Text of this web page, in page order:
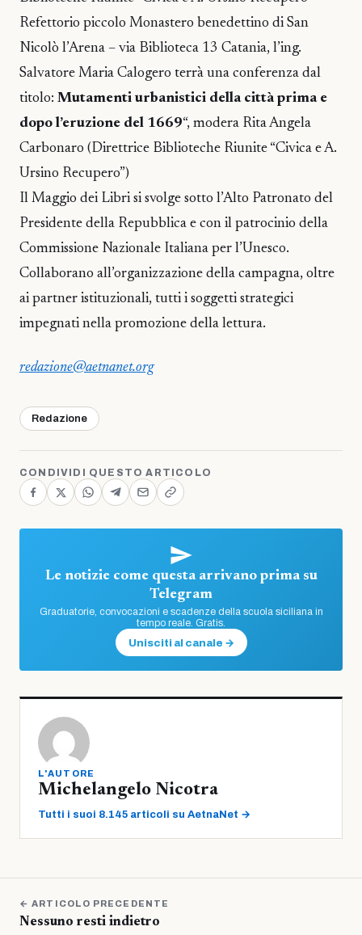
Refettorio piccolo Monastero benedettino di San
Nicolò l’Arena – via Biblioteca 13 Catania, l’ing.
Salvatore Maria Calogero terrà una conferenza dal
titolo: Mutamenti urbanistici della città prima e
dopo l’eruzione del 1669“, modera Rita Angela
Carbonaro (Direttrice Biblioteche Riunite “Civica e A.
Ursino Recupero”)
Il Maggio dei Libri si svolge sotto l’Alto Patronato del
Presidente della Repubblica e con il patrocinio della
Commissione Nazionale Italiana per l’Unesco.
Collaborano all’organizzazione della campagna, oltre
ai partner istituzionali, tutti i soggetti strategici
impegnati nella promozione della lettura.
redazione@aetnanet.org
Redazione
CONDIVIDI QUESTO ARTICOLO
Le notizie come questa arrivano prima su
Telegram
Graduatorie, convocazioni e scadenze della scuola siciliana in
tempo reale. Gratis.
Unisciti al canale →
L'AUTORE
Michelangelo Nicotra
Tutti i suoi 8.145 articoli su AetnaNet →
← ARTICOLO PRECEDENTE
Nessuno resti indietro